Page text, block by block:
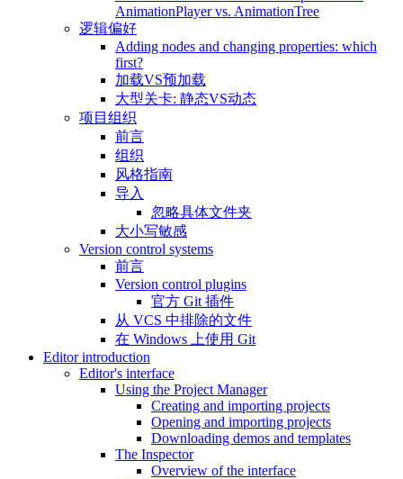
AnimationPlayer vs. AnimationTree
逻辑偏好
Adding nodes and changing properties: which
first?
加载VS预加载
大型关卡: 静态VS动态
项目组织
前言
组织
风格指南
导入
忽略具体文件夹
大小写敏感
Version control systems
前言
Version control plugins
官方 Git 插件
从 VCS 中排除的文件
在 Windows 上使用 Git
Editor introduction
Editor's interface
Using the Project Manager
Creating and importing projects
Opening and importing projects
Downloading demos and templates
The Inspector
Overview of the interface